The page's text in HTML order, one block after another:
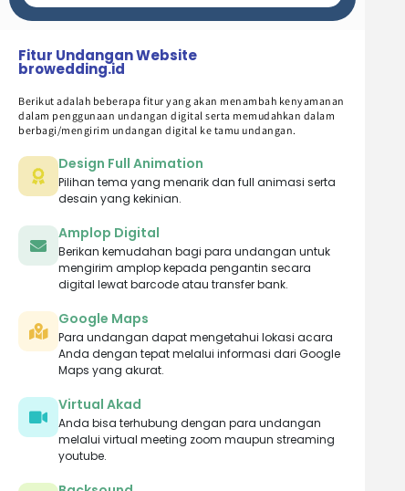
Fitur Undangan Website
browedding.id
Berikut adalah beberapa fitur yang akan menambah kenyamanan
dalam penggunaan undangan digital serta memudahkan dalam
berbagi/mengirim undangan digital ke tamu undangan.
Design Full Animation
Pilihan tema yang menarik dan full animasi serta
desain yang kekinian.
Amplop Digital
Berikan kemudahan bagi para undangan untuk
mengirim amplop kepada pengantin secara
digital lewat barcode atau transfer bank.
Google Maps
Para undangan dapat mengetahui lokasi acara
Anda dengan tepat melalui informasi dari Google
Maps yang akurat.
Virtual Akad
Anda bisa terhubung dengan para undangan
melalui virtual meeting zoom maupun streaming
youtube.